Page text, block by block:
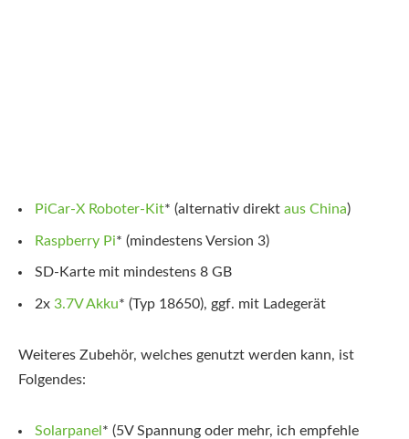
PiCar-X Roboter-Kit* (alternativ direkt aus China)
Raspberry Pi* (mindestens Version 3)
SD-Karte mit mindestens 8 GB
2x 3.7V Akku* (Typ 18650), ggf. mit Ladegerät
Weiteres Zubehör, welches genutzt werden kann, ist
Folgendes:
Solarpanel * (5V Spannung oder mehr, ich empfehle